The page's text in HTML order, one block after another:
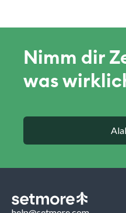
Nimm dir
was